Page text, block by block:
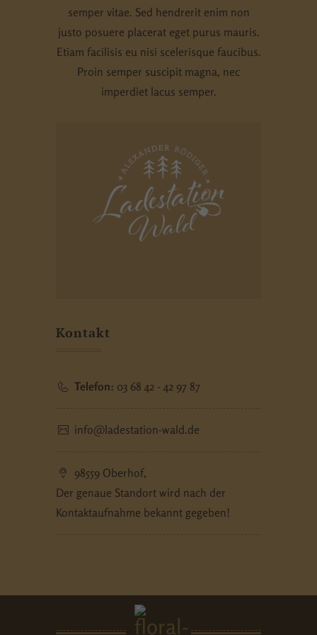
semper vitae. Sed hendrerit enim non
justo posuere placerat eget purus mauris.
Etiam facilisis eu nisi scelerisque faucibus.
Proin semper suscipit magna, nec
imperdiet lacus semper.
Kontakt
Telefon: 03 68 42 - 42 97 87
info@ladestation-wald.de
98559 Oberhof,
Der genaue Standort wird nach der
Kontaktaufnahme bekannt gegeben!
Essenziell (1)
Essenzielle Cookies ermöglichen grundlegende Funktionen und
sind für die einwandfreie Funktion der Website erforderlich.
Cookie-Informationen anzeigen
Externe Medien (5)
Medien akzeptiert werden, bedarf der Zugriff auf diese Inhalte
keiner manuellen Einwilligung mehr.
Cookie-Informationen anzeigen
Datenschutzerklärung